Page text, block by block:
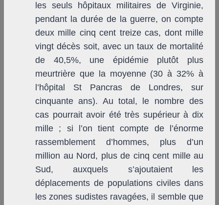
les seuls hôpitaux militaires de Virginie,
pendant la durée de la guerre, on compte
deux mille cinq cent treize cas, dont mille
vingt décès soit, avec un taux de mortalité
de 40,5%, une épidémie plutôt plus
meurtrière que la moyenne (30 à 32% à
l’hôpital St Pancras de Londres, sur
cinquante ans). Au total, le nombre des
cas pourrait avoir été très supérieur à dix
mille ; si l’on tient compte de l’énorme
rassemblement d’hommes, plus d’un
million au Nord, plus de cinq cent mille au
Sud, auxquels s’ajoutaient les
déplacements de populations civiles dans
les zones sudistes ravagées, il semble que